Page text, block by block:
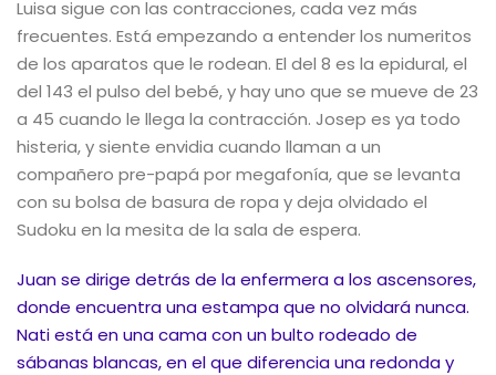
Luisa sigue con las contracciones, cada vez más
frecuentes. Está empezando a entender los numeritos
de los aparatos que le rodean. El del 8 es la epidural, el
del 143 el pulso del bebé, y hay uno que se mueve de 23
a 45 cuando le llega la contracción. Josep es ya todo
histeria, y siente envidia cuando llaman a un
compañero pre-papá por megafonía, que se levanta
con su bolsa de basura de ropa y deja olvidado el
Sudoku en la mesita de la sala de espera.
Juan se dirige detrás de la enfermera a los ascensores,
donde encuentra una estampa que no olvidará nunca.
Nati está en una cama con un bulto rodeado de
sábanas blancas, en el que diferencia una redonda y